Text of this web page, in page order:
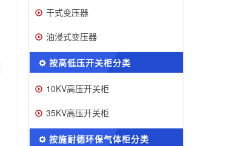
干式变压器
油浸式变压器
按高低压开关柜分类
10KV高压开关柜
35KV高压开关柜
按施耐德环保气体柜分类